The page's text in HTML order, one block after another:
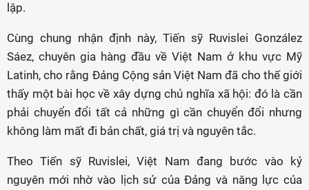
lập.
Cùng chung nhận định này, Tiến sỹ Ruvislei González
Sáez, chuyên gia hàng đầu về Việt Nam ở khu vực Mỹ
Latinh, cho rằng Đảng Cộng sản Việt Nam đã cho thế giới
thấy một bài học về xây dựng chủ nghĩa xã hội: đó là cần
phải chuyển đổi tất cả những gì cần chuyển đổi nhưng
không làm mất đi bản chất, giá trị và nguyên tắc.
Theo Tiến sỹ Ruvislei, Việt Nam đang bước vào kỷ
nguyên mới nhờ vào lịch sử của Đảng và năng lực của